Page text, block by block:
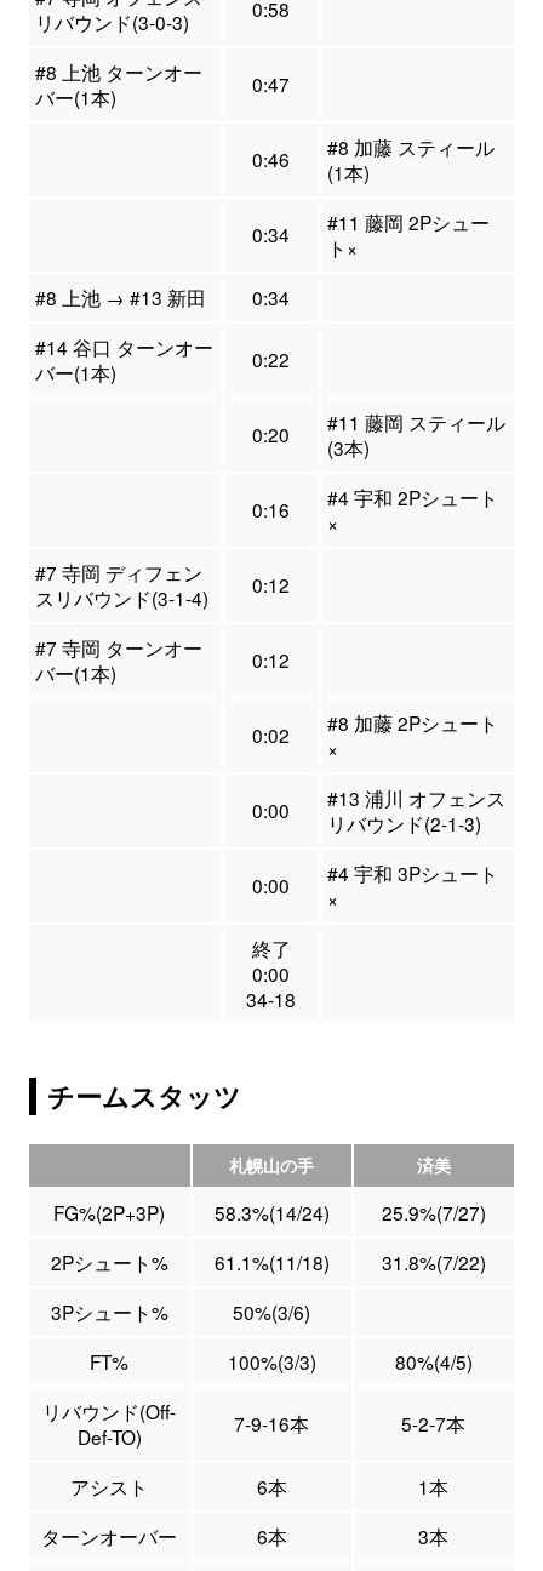
リバウンド(3-0-3)
0:58
#8 上池 ターンオー
バー(1本)
0:47
0:46
#8 加藤 スティール
(1本)
0:34
#11 藤岡 2Pシュー
ト×
#8 上池 → #13 新田
0:34
#14 谷口 ターンオー
バー(1本)
0:22
0:20
#11 藤岡 スティール
(3本)
0:16
#4 宇和 2Pシュート
×
#7 寺岡 ディフェン
スリバウンド(3-1-4)
0:12
#7 寺岡 ターンオー
バー(1本)
0:12
0:02
#8 加藤 2Pシュート
×
0:00
#13 浦川 オフェンス
リバウンド(2-1-3)
0:00
#4 宇和 3Pシュート
×
終了
0:00
34-18
チームスタッツ
札幌山の手 済美
FG%(2P+3P) 58.3%(14/24)
25.9%(7/27)
2Pシュート%
61.1%(11/18)
31.8%(7/22)
3Pシュート%
50%(3/6)
FT%
100%(3/3)
80%(4/5)
リバウンド(Off-
Def-TO)
7-9-16本 5-2-7本
アシスト 6本
1本
ターンオーバー
6本
3本